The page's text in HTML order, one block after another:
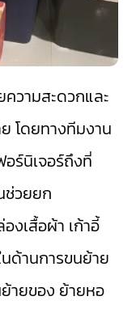
วามสะดวกและ
โดยทางทีมงาน
อร์นิเจอร์ถึงที่
วยยก
งเสื้อผ้า เก้าอี้
ด้านการขนย้าย
ายของ ย้ายหอ